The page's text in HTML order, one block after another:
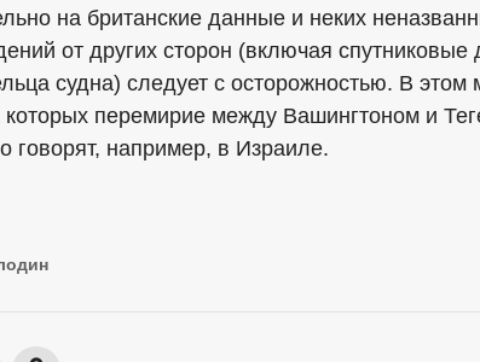
на британские данные и неких
от других сторон (включая
судна) следует с осторожностью. В этом
которых перемирие между Вашингтоном и
говорят, например, в Израиле.